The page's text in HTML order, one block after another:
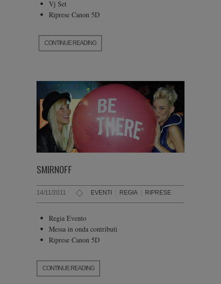
Vj Set
Riprese Canon 5D
CONTINUE READING
SMIRNOFF
14/11/2011 EVENTI REGIA RIPRESE
Regia Evento
Messa in onda contributi
Riprese Canon 5D
CONTINUE READING